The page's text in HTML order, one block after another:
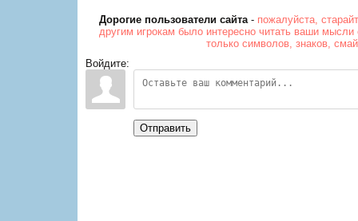
Дорогие пользователи сайта- пожалуйста,
другим игрокам было интересно читать ваши
только символов, знаков,
Войдите:
Отправить